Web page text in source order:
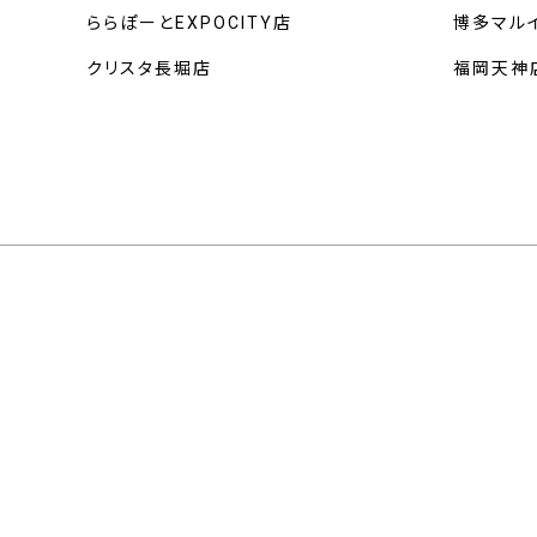
ららぽーとEXPOCITY店
クリスタ長堀店
博多マル
福岡天神